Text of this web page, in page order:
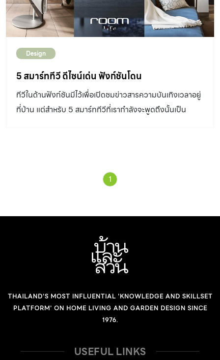
Design
5 สมาร์ททีวี ดีไซน์เด่น ฟังก์ชันโดน
ทีวีในด้านฟังก์ชันมีไว้เพื่อเปิดชมข่าวสารความบันเทิงเวลาอยู่
ที่บ้าน แต่สำหรับ 5 สมาร์ททีวีที่เรากำลังจะพูดถึงนั้นเป็น
ที่ทุกคน (ทุกบ้าน) ควรมี Sony Bravia OLED TV A1
เพียงแต่จอทีวีแบบนินิมัลเท่านั้น นอกจากความโดดเด่นของ
จอที่เรียบแบนแบบแผ่นกระจก One Slate Concept แล้ว
หน้าจอ OLED ความละเอียด 4K (8 ล้านพิกเซล) แบบ
จะไม่ใช่เรื่องใหม่จนน่าตื่นเต้นเท่าใดนัก แต่การที่แบรนด์เคลม
ว่าทีวีตัวนี้ไม่มีลำโพงนั้นก็พอจะทำให้เรารู้สึกสงสัยได้ในครั้ง
ลำโพงนั้นถูกออกแบบให้มีเทคโนโลยี Acoustic Surface
1
THAILAND'S MOST INFLUENTIAL 'KNOWLEDGE AND SKILLSET
PLATFORM' ON HOME LIVING AND GARDEN DESIGN SINCE
1976.
USEFUL LINKS